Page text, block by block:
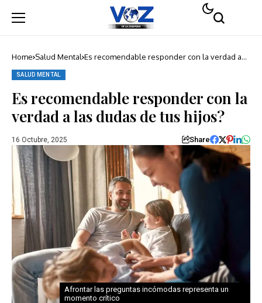
Home Salud Mental Es recomendable responder con la verdad a
SALUD MENTAL
Es recomendable responder con la
verdad a las dudas de tus hijos?
16 Octubre, 2025 Share
Afrontar las preguntas incómodas representa un
momento crítico